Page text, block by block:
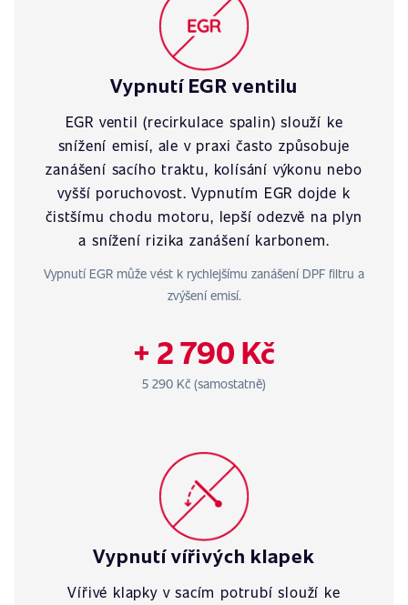
Vypnutí EGR ventilu
EGR ventil (recirkulace spalin) slouží ke
snížení emisí, ale v praxi často způsobuje
zanášení sacího traktu, kolísání výkonu nebo
vyšší poruchovost. Vypnutím EGR dojde k
čistšímu chodu motoru, lepší odezvě na plyn
a snížení rizika zanášení karbonem.
Vypnutí EGR může vést k rychlejšímu zanášení DPF filtru a
zvýšení emisí.
+ 2 790 Kč
5 290 Kč (samostatně)
Vypnutí vířivých klapek
Vířivé klapky v sacím potrubí slouží ke